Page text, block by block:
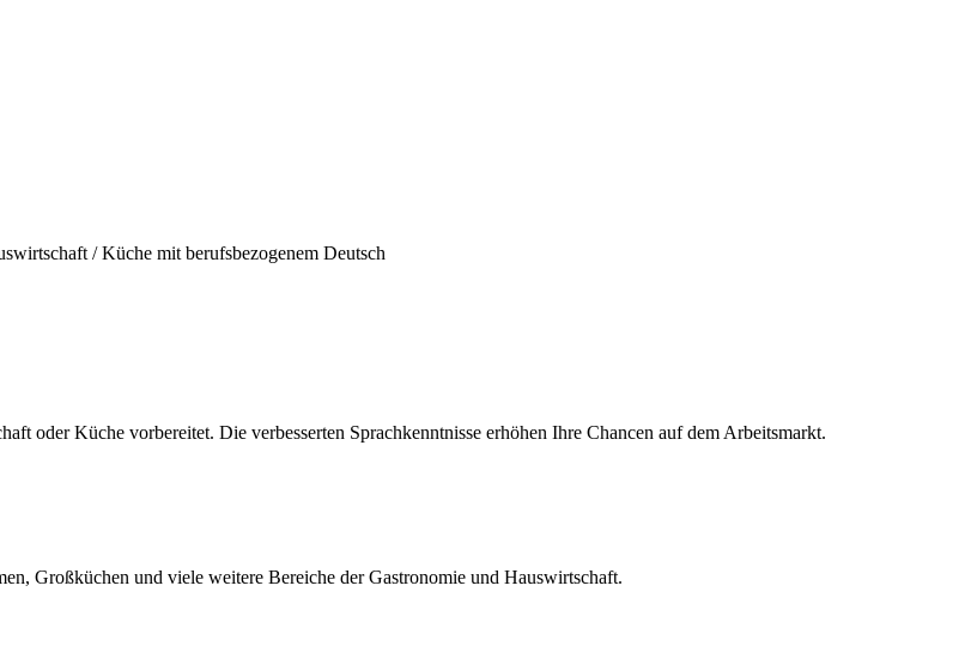
/ Küche mit berufsbezogenem Deutsch
oder Küche vorbereitet. Die verbesserten Sprachkenntnisse erhöhen Ihre Chancen auf dem Arbeitsmarkt.
Großküchen und viele weitere Bereiche der Gastronomie und Hauswirtschaft.